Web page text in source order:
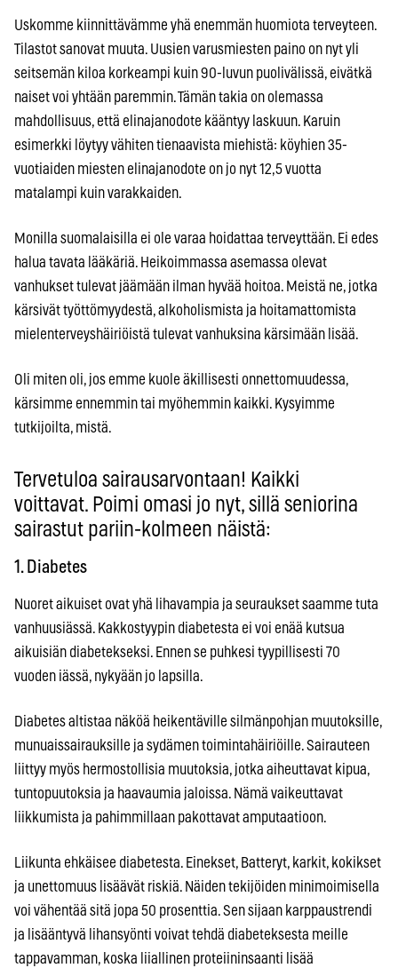
Uskomme kiinnittävämme yhä enemmän huomiota terveyteen.
Tilastot sanovat muuta. Uusien varusmiesten paino on nyt yli
seitsemän kiloa korkeampi kuin 90-luvun puolivälissä, eivätkä
naiset voi yhtään paremmin. Tämän takia on olemassa
mahdollisuus, että elinajanodote kääntyy laskuun. Karuin
esimerkki löytyy vähiten tienaavista miehistä: köyhien 35-
vuotiaiden miesten elinajanodote on jo nyt 12,5 vuotta
matalampi kuin varakkaiden.
Monilla suomalaisilla ei ole varaa hoidattaa terveyttään. Ei edes
halua tavata lääkäriä. Heikoimmassa asemassa olevat
vanhukset tulevat jäämään ilman hyvää hoitoa. Meistä ne, jotka
kärsivät työttömyydestä, alkoholismista ja hoitamattomista
mielenterveyshäiriöistä tulevat vanhuksina kärsimään lisää.
Oli miten oli, jos emme kuole äkillisesti onnettomuudessa,
kärsimme ennemmin tai myöhemmin kaikki. Kysyimme
tutkijoilta, mistä.
Tervetuloa sairausarvontaan! Kaikki
voittavat. Poimi omasi jo nyt, sillä seniorina
sairastut pariin-kolmeen näistä:
1. Diabetes
Nuoret aikuiset ovat yhä lihavampia ja seuraukset saamme tuta
vanhuusiässä. Kakkostyypin diabetesta ei voi enää kutsua
aikuisiän diabetekseksi. Ennen se puhkesi tyypillisesti 70
vuoden iässä, nykyään jo lapsilla.
Diabetes altistaa näköä heikentäville silmänpohjan muutoksille,
munuaissairauksille ja sydämen toimintahäiriöille. Sairauteen
liittyy myös hermostollisia muutoksia, jotka aiheuttavat kipua,
tuntopuutoksia ja haavaumia jaloissa. Nämä vaikeuttavat
liikkumista ja pahimmillaan pakottavat amputaatioon.
Liikunta ehkäisee diabetesta. Einekset, Batteryt, karkit, kokikset
ja unettomuus lisäävät riskiä. Näiden tekijöiden minimoimisella
voi vähentää sitä jopa 50 prosenttia. Sen sijaan karppaustrendi
ja lisääntyvä lihansyönti voivat tehdä diabeteksesta meille
tappavamman, koska liiallinen proteiininsaanti lisää